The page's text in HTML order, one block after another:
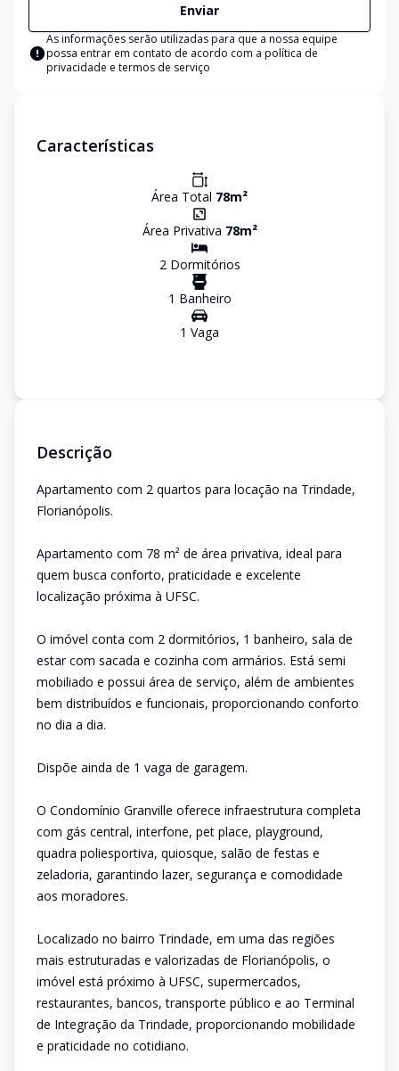
Enviar
As informações serão utilizadas para que a nossa equipe
possa entrar em contato de acordo com a política de
privacidade e termos de serviço
Características
Área Total 78m²
Área Privativa 78m²
2Dormitórios
1 Banheiro
1 Vaga
Descrição
Apartamento com 2 quartos para locação na Trindade,
Florianópolis.
Apartamento com 78 m² de área privativa, ideal para
quem busca conforto, praticidade e excelente
localização próxima à UFSC.
O imóvel conta com 2 dormitórios, 1 banheiro, sala de
estar com sacada e cozinha com armários. Está semi
mobiliado e possui área de serviço, além de ambientes
bem distribuídos e funcionais, proporcionando conforto
no dia a dia.
Dispõe ainda de 1 vaga de garagem.
O Condomínio Granville oferece infraestrutura completa
com gás central, interfone, pet place, playground,
quadra poliesportiva, quiosque, salão de festas e
zeladoria, garantindo lazer, segurança e comodidade
aos moradores.
Localizado no bairro Trindade, em uma das regiões
mais estruturadas e valorizadas de Florianópolis, o
imóvel está próximo à UFSC, supermercados,
restaurantes, bancos, transporte público e ao Terminal
de Integração da Trindade, proporcionando mobilidade
e praticidade no cotidiano.